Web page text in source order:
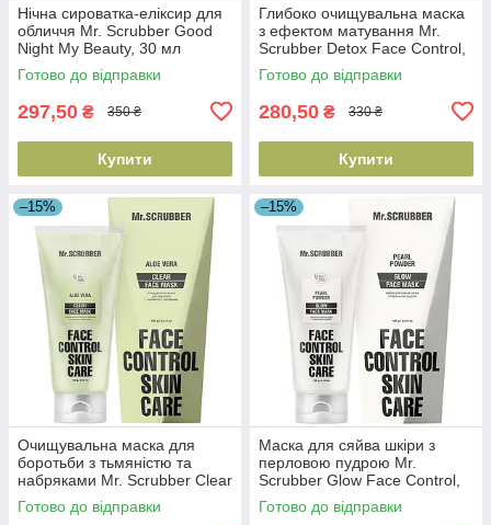
Нічна сироватка-еліксир для
обличчя Mr. Scrubber Good
Night My Beauty, 30 мл
(4823109701304)
Готово до відправки
297,50 ₴ 350 ₴
Купити
Глибоко очищувальна маска
з ефектом матування Mr.
Scrubber Detox Face Control,
100 мл (4823109701496)
Готово до відправки
280,50 ₴ 330 ₴
Купити
–15%
Очищувальна маска для
боротьби з тьмяністю та
набряками Mr. Scrubber Clear
Face Control, 100 мл
(4823109701465)
Готово до відправки
–15%
Маска для сяйва шкіри з
перловою пудрою Mr.
Scrubber Glow Face Control,
100 мл (4823109701472)
Готово до відправки